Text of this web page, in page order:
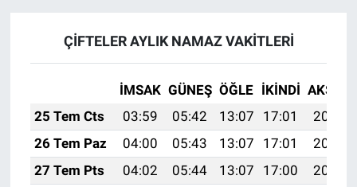
ÇİFTELER AYLIK NAMAZ VAKITLERI
İMSAK GÜNEŞ ÖĞLE İKINDI AKŞAM
25 Tem Cts
03:59 05:42 13:07 17:01
20:23
26 Tem Paz
04:00 05:43 13:07 17:01
20:22
27 Tem Pts
04:02 05:44 13:07 17:00
20:21